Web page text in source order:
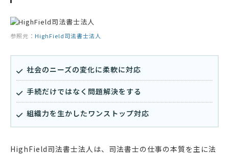
参照元： HighField司法書士法人
社会のニーズの変化に柔軟に対応
手続だけではなく問題解決をする
組織力を生かしたワンストップ対応
HighField司法書士法人は、司法書士の仕事の本質を主に法